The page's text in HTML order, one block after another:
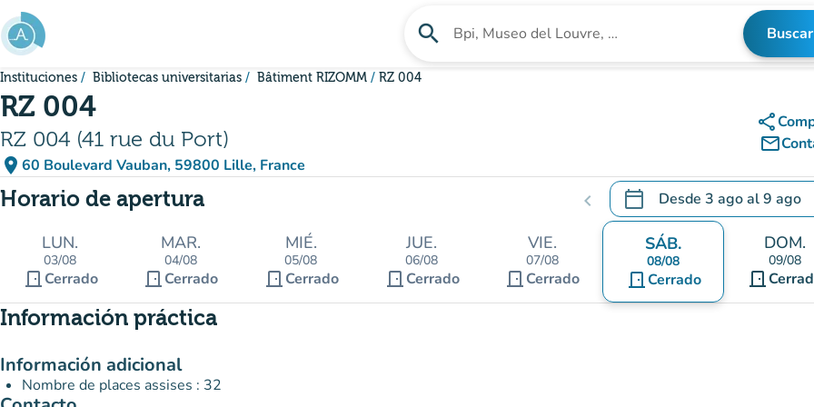
Ir al contenido principal
search Buscar un establecimiento Buscar
Instituciones Bibliotecas universitarias Bâtiment RIZOMM RZ 004
RZ 004
RZ 004 (41 rue du Port)
place 60 Boulevard Vauban, 59800 Lille, France
(abrir en Google Maps)
(nueva pestaña)
share
mail_outline
Horario de apertura chevron_left calendar_today Desde 3 agoal9 ago
.Abra el calendario para
LUN.
03/08
door_front Cerrado
MAR.
04/08
door_front Cerrado
MIÉ.
05/08
door_front Cerrado
JUE.
06/08
door_front Cerrado
VIE.
07/08
door_front Cerrado
SÁB.
08/08
door_front Cerrado
DOM.
09/08
door_front
Información práctica
Información adicional
Nombre de places assises : 32